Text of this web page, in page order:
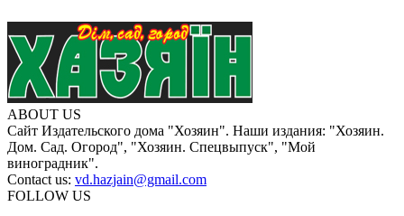
ABOUT US
Сайт Издательского дома "Хозяин". Наши издания: "Хозяин.
Дом. Сад. Огород", "Хозяин. Спецвыпуск", "Мой
виноградник".
Contact us: vd.hazjain@gmail.com
FOLLOW US